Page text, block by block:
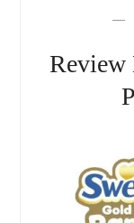
—
Review